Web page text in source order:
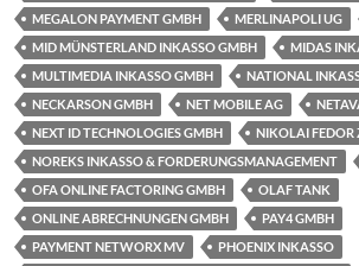
MEGALON PAYMENT GMBH
MERLINAPOLI UG
MID MÜNSTERLAND INKASSO GMBH
MIDAS
MULTIMEDIA INKASSO GMBH
NATIONAL
NECKARSON GMBH
NET MOBILE AG
NEXT ID TECHNOLOGIES GMBH
NIKOLAI FEDOR
NOREKS INKASSO & FORDERUNGSMANAGEMENT
OFA ONLINE FACTORING GMBH
OLAF TANK
ONLINE ABRECHNUNGEN GMBH
PAY4 GMBH
PAYMENT NETWORX MV
PHOENIX INKASSO